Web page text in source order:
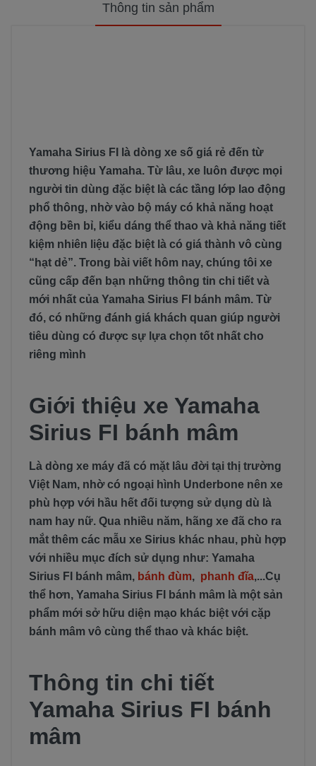
Thông tin sản phẩm
Yamaha Sirius FI là dòng xe số giá rẻ đến từ
thương hiệu Yamaha. Từ lâu, xe luôn được mọi
người tin dùng đặc biệt là các tầng lớp lao động
phổ thông, nhờ vào bộ máy có khả năng hoạt
động bền bỉ, kiểu dáng thể thao và khả năng tiết
kiệm nhiên liệu đặc biệt là có giá thành vô cùng
“hạt dẻ”. Trong bài viết hôm nay, chúng tôi xe
cũng cấp đến bạn những thông tin chi tiết và
mới nhất của Yamaha Sirius FI bánh mâm. Từ
đó, có những đánh giá khách quan giúp người
tiêu dùng có được sự lựa chọn tốt nhất cho
riêng mình
Giới thiệu xe Yamaha
Sirius FI bánh mâm
Là dòng xe máy đã có mặt lâu đời tại thị trường
Việt Nam, nhờ có ngoại hình Underbone nên xe
phù hợp với hầu hết đối tượng sử dụng dù là
nam hay nữ. Qua nhiều năm, hãng xe đã cho ra
mắt thêm các mẫu xe Sirius khác nhau, phù hợp
với nhiều mục đích sử dụng như: Yamaha
Sirius FI bánh mâm, bánh đùm, phanh đĩa,...Cụ
thể hơn, Yamaha Sirius FI bánh mâm là một sản
phẩm mới sở hữu diện mạo khác biệt với cặp
bánh mâm vô cùng thể thao và khác biệt.
Thông tin chi tiết
Yamaha Sirius FI bánh
mâm